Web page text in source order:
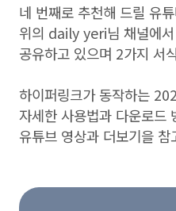
네 번째로 추천해 드릴 유
위의 daily yeri님 채널에
공유하고 있으며 2가지 서
하이퍼링크가 동작하는
자세한 사용법과 다운로드
유튜브 영상과 더보기을 참